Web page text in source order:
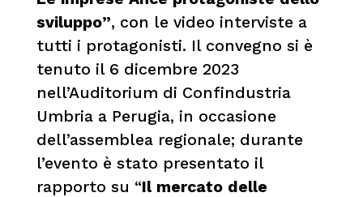
sviluppo”, con le video interviste a
tutti i protagonisti. Il convegno si è
tenuto il 6 dicembre 2023
nell’Auditorium di Confindustria
Umbria a Perugia, in occasione
dell’assemblea regionale; durante
l’evento è stato presentato il
rapporto su “Il mercato delle